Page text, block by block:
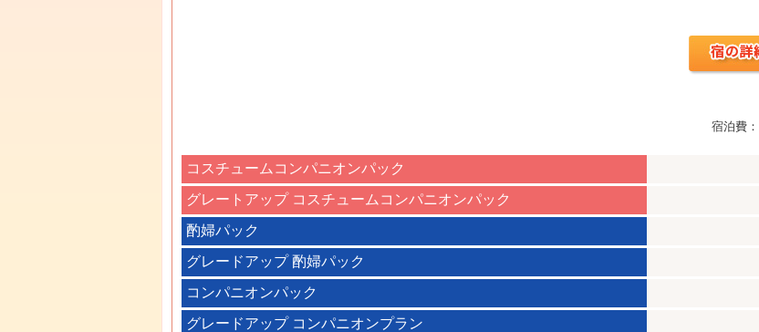
宿泊費：
コスチュームコンパニオンパック
グレートアップ コスチュームコンパニオンパック
酌婦パック
グレードアップ 酌婦パック
コンパニオンパック
グレードアップ コンパニオンプラン